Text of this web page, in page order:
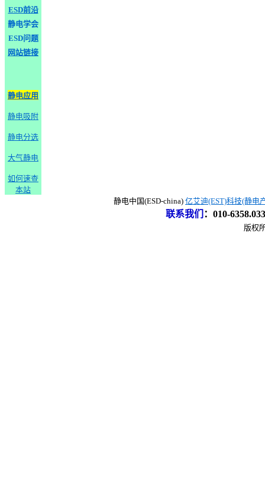
ESD前沿
静电学会
ESD问题
网站链接
静电应用
静电吸附
静电分选
大气静电
如何速查
本站
静电中国(ESD-china) 亿艾迪(EST)科技(静电
联系我们 ： 010-
版权